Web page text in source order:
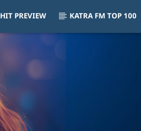
HIT PREVIEW KATRA FM TOP 100